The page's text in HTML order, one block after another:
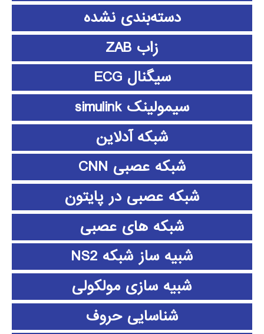
دسته‌بندی نشده
زاب ZAB
سیگنال ECG
سیمولینک simulink
شبکه آدلاین
شبکه عصبی CNN
شبکه عصبی در پایتون
شبکه های عصبی
شبیه ساز شبکه NS2
شبیه سازی مولکولی
شناسایی حروف